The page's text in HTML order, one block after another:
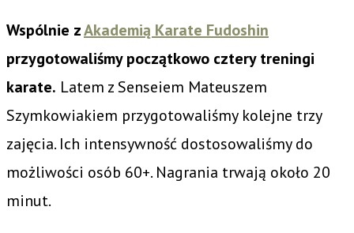
Wspólnie zAkademią Karate Fudoshin
przygotowaliśmy początkowo cztery treningi
karate. Latem z Senseiem Mateuszem
Szymkowiakiem przygotowaliśmy kolejne trzy
zajęcia. Ich intensywność dostosowaliśmy do
możliwości osób 60+. Nagrania trwają około 20
minut.